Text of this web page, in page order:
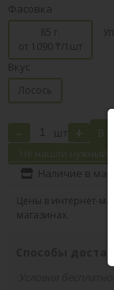
Фасовка
85 г.
от 1090 ₸/1шт
Вкус
Лосось
- шт + В
Не нашли нужный
Наличие в
Цены в интернет-
магазинах.